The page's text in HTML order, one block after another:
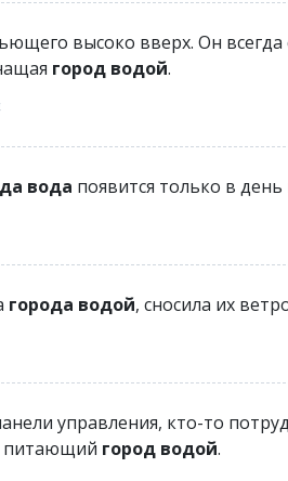
высоко вверх. Он
город водой.
вода появится только в
города водой, сносила их
управления, кто-то
питающий город водой.